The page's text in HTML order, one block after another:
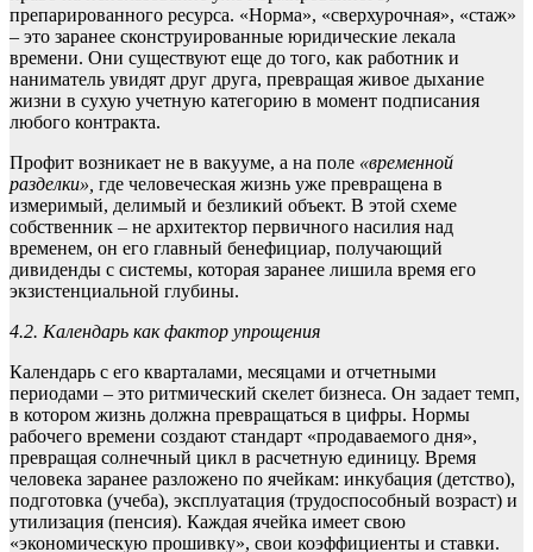
препарированного ресурса. «Норма», «сверхурочная», «стаж»
– это заранее сконструированные юридические лекала
времени. Они существуют еще до того, как работник и
наниматель увидят друг друга, превращая живое дыхание
жизни в сухую учетную категорию в момент подписания
любого контракта.
Профит возникает не в вакууме, а на поле «временной
разделки», где человеческая жизнь уже превращена в
измеримый, делимый и безликий объект. В этой схеме
собственник – не архитектор первичного насилия над
временем, он его главный бенефициар, получающий
дивиденды с системы, которая заранее лишила время его
экзистенциальной глубины.
4.2. Календарь как фактор упрощения
Календарь с его кварталами, месяцами и отчетными
периодами – это ритмический скелет бизнеса. Он задает темп,
в котором жизнь должна превращаться в цифры. Нормы
рабочего времени создают стандарт «продаваемого дня»,
превращая солнечный цикл в расчетную единицу. Время
человека заранее разложено по ячейкам: инкубация (детство),
подготовка (учеба), эксплуатация (трудоспособный возраст) и
утилизация (пенсия). Каждая ячейка имеет свою
«экономическую прошивку», свои коэффициенты и ставки.